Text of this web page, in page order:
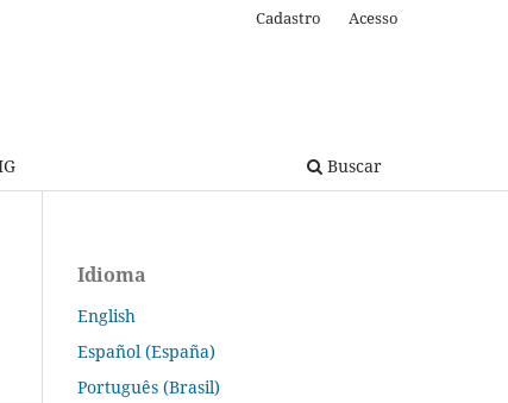
Buscar
Cadastro Acesso
Idioma
English
Español (España)
Português (Brasil)